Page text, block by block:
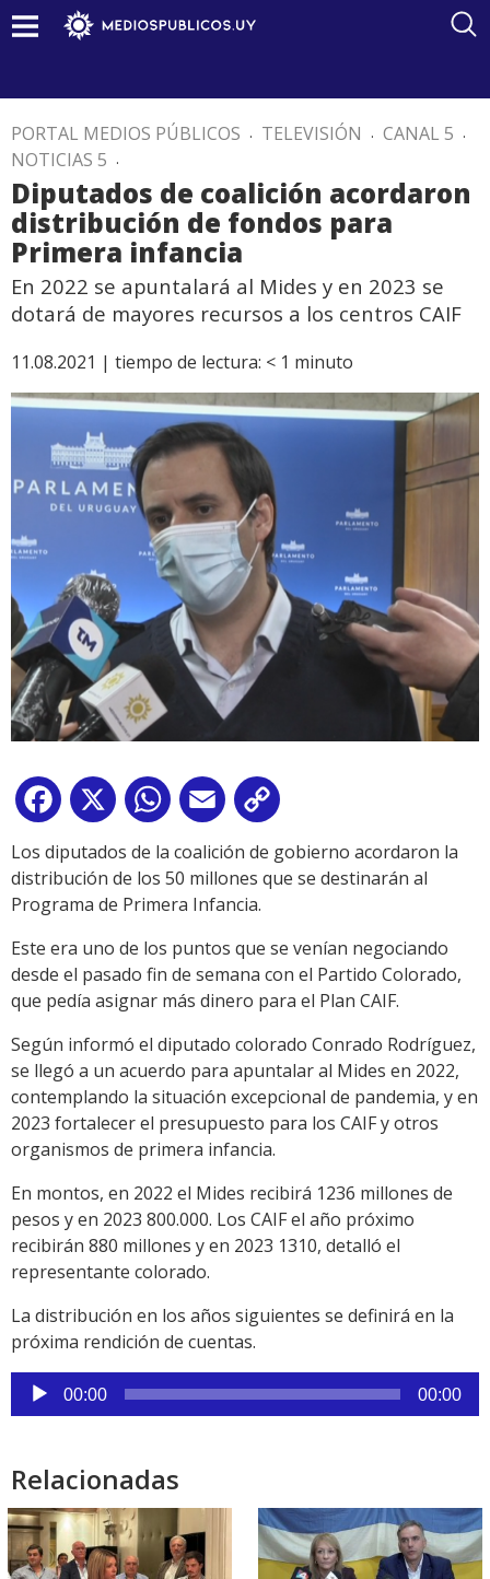
PORTAL MEDIOS PÚBLICOS . TELEVISIÓN . CANAL 5 .
NOTICIAS 5 .
Diputados de coalición acordaron
distribución de fondos para
Primera infancia
En 2022 se apuntalará al Mides y en 2023 se
dotará de mayores recursos a los centros CAIF
11.08.2021 | tiempo de lectura: < 1 minuto
Facebook
X WhatsApp
Email
Link
Los diputados de la coalición de gobierno acordaron la
distribución de los 50 millones que se destinarán al
Programa de Primera Infancia.
Este era uno de los puntos que se venían negociando
desde el pasado fin de semana con el Partido Colorado,
que pedía asignar más dinero para el Plan CAIF.
Según informó el diputado colorado Conrado Rodríguez,
se llegó a un acuerdo para apuntalar al Mides en 2022,
contemplando la situación excepcional de pandemia, y en
2023 fortalecer el presupuesto para los CAIF y otros
organismos de primera infancia.
En montos, en 2022 el Mides recibirá 1236 millones de
pesos y en 2023 800.000. Los CAIF el año próximo
recibirán 880 millones y en 2023 1310, detalló el
representante colorado.
La distribución en los años siguientes se definirá en la
próxima rendición de cuentas.
Reproductor
de
00:00 00:00
Relacionadas